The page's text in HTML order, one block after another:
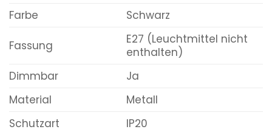
Farbe
Schwarz
Fassung
E27 (Leuchtmittel nicht
enthalten)
Dimmbar
Ja
Material
Metall
Schutzart
IP20